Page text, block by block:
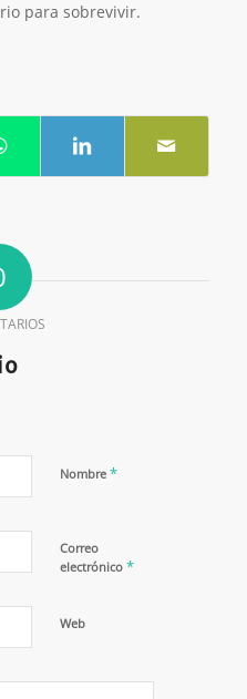
para sobrevivir.
Nombre *
Correo
electrónico *
Web